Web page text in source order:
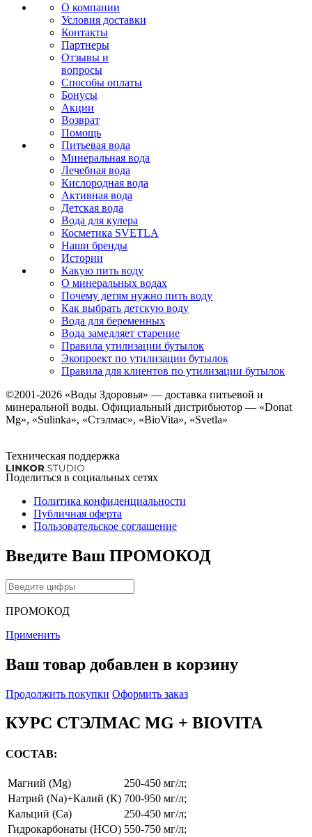
О компании
Условия доставки
Контакты
Партнеры
Отзывы и
вопросы
Способы оплаты
Бонусы
Акции
Возврат
Помощь
Питьевая вода
Минеральная вода
Лечебная вода
Кислородная вода
Активная вода
Детская вода
Вода для кулера
Косметика SVETLA
Наши бренды
Истории
Какую пить воду
О минеральных водах
Почему детям нужно пить воду
Как выбрать детскую воду
Вода для беременных
Вода замедляет старение
Правила утилизации бутылок
Экопроект по утилизации бутылок
Правила для клиентов по утилизации бутылок
©2001-2026 «Воды Здоровья» — доставка питьевой и
минеральной воды. Официальный дистрибьютор — «Donat
Mg», «Sulinka», «Стэлмас», «BioVita», «Svetla»
Техническая поддержка
Поделиться в социальных сетях
Политика конфиденциальности
Публичная оферта
Пользовательское соглашение
Введите Ваш ПРОМОКОД
ПРОМОКОД
Применить
Ваш товар добавлен в корзину
Продолжить покупки Оформить заказ
КУРС СТЭЛМАС MG + BIOVITA
СОСТАВ:
Магний (Mg)
250-450 мг/л;
Натрий (Na)+Калий (К) 700-950 мг/л;
Кальций (Ca)
250-450 мг/л;
Гидрокарбонаты (HCO) 550-750 мг/л;